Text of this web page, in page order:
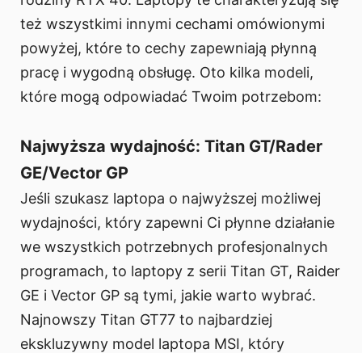
też wszystkimi innymi cechami omówionymi
powyżej, które to cechy zapewniają płynną
pracę i wygodną obsługę. Oto kilka modeli,
które mogą odpowiadać Twoim potrzebom:
Najwyższa wydajność: Titan GT/Rader
GE/Vector GP
Jeśli szukasz laptopa o najwyższej możliwej
wydajności, który zapewni Ci płynne działanie
we wszystkich potrzebnych profesjonalnych
programach, to laptopy z serii Titan GT, Raider
GE i Vector GP są tymi, jakie warto wybrać.
Najnowszy Titan GT77 to najbardziej
ekskluzywny model laptopa MSI, który